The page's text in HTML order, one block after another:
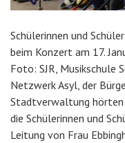
Schülerinnen und
beim Konzert am 17.
Foto: SJR, Musikschule
Netzwerk Asyl, der
Stadtverwaltung hörten
die Schülerinnen und
Leitung von Frau